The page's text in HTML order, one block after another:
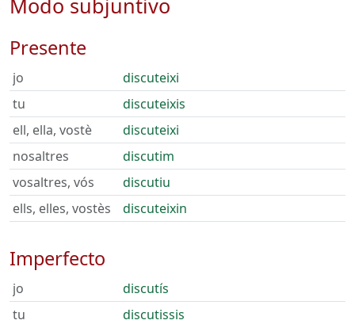
Modo subjuntivo
Presente
jo
discuteixi
tu
discuteixis
ell, ella, vostè
discuteixi
nosaltres
discutim
vosaltres, vós
discutiu
ells, elles, vostès
discuteixin
Imperfecto
jo
discutís
tu
discutissis